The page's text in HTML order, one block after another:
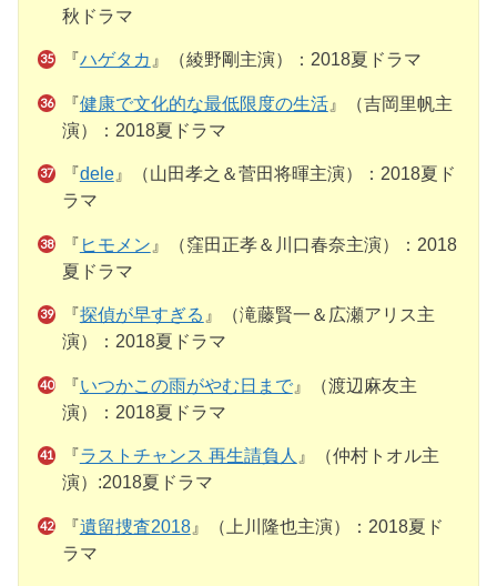
秋ドラマ
『ハゲタカ 』（綾野剛主演）：2018夏ドラマ
『健康で文化的な最低限度の生活』（吉岡里帆主
演）：2018夏ドラマ
『dele』（山田孝之＆菅田将暉主演）：2018夏ド
ラマ
『 ヒモメン 』（窪田正孝＆川口春奈主演）：2018
夏ドラマ
『探偵が早すぎる 』（滝藤賢一＆広瀬アリス主
演）：2018夏ドラマ
『いつかこの雨がやむ日まで』（渡辺麻友主
演）：2018夏ドラマ
『ラストチャンス 再生請負人 』（仲村トオル主
演）:2018夏ドラマ
『遺留捜査2018』（上川隆也主演）：2018夏ド
ラマ